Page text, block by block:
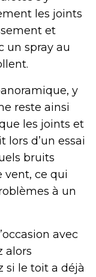
les joints
et
un spray au
y
reste ainsi
les joints et
lors d’un essai
bruits
vent, ce qui
à un
avec
alors
si le toit a déjà